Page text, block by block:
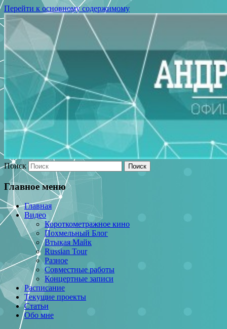
Перейти к основному содержимому
Поиск
Главное меню
Главная
Видео
Короткометражное кино
Похмельный Блог
Втыкая Майк
Russian Tour
Разное
Совместные работы
Концертные записи
Расписание
Текущие проекты
Статьи
Обо мне